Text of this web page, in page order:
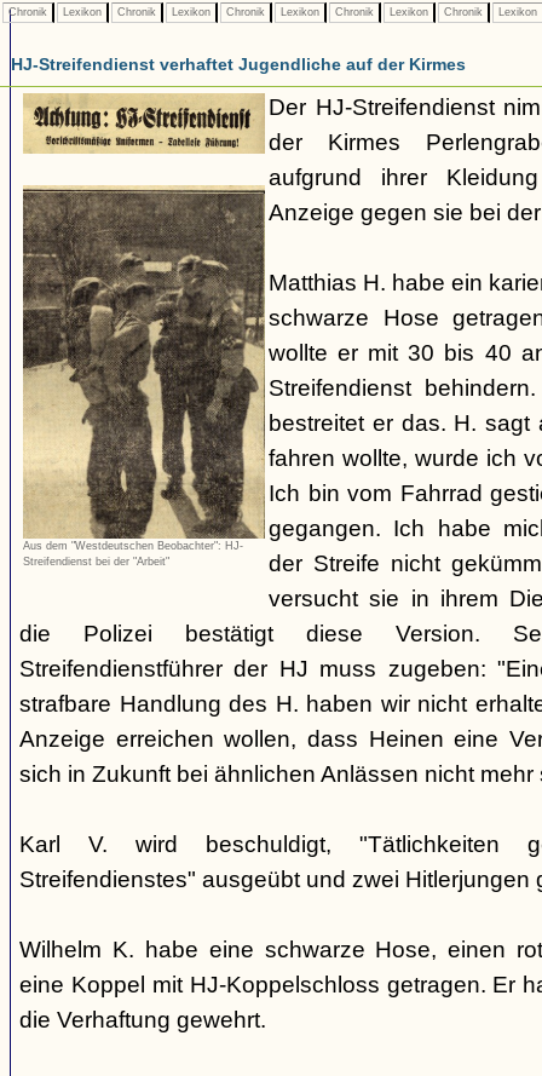
Chronik Lexikon Chronik Lexikon Chronik Lexikon Chronik Lexikon Chronik Lexikon
HJ-Streifendienst verhaftet Jugendliche auf der Kirmes
Aus dem "Westdeutschen Beobachter": HJ-
Streifendienst bei der "Arbeit"
Der HJ-Streifendienst
der Kirmes
aufgrund ihrer
Anzeige gegen sie bei
Matthias H. habe ein
schwarze Hose
wollte er mit 30 bis 40
Streifendienst
bestreitet er das. H.
fahren wollte, wurde ich
Ich bin vom Fahrrad
gegangen. Ich habe
der Streife nicht
versucht sie in ihrem
die Polizei bestätigt diese Version.
Streifendienstführer der HJ muss zugeben:
strafbare Handlung des H. haben wir nicht
Anzeige erreichen wollen, dass Heinen eine
sich in Zukunft bei ähnlichen Anlässen nicht
Karl V. wird beschuldigt, "Tätlichkeiten
Streifendienstes" ausgeübt und zwei Hitlerjungen
Wilhelm K. habe eine schwarze Hose, einen
eine Koppel mit HJ-Koppelschloss getragen. Er
die Verhaftung gewehrt.